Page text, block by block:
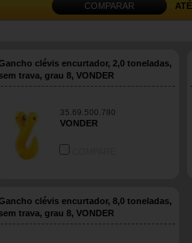
COMPARAR
clévis encurtador, 2,0 toneladas,
sem trava, grau 8, VONDER
35.69.500.780
VONDER
clévis encurtador, 8,0 toneladas,
sem trava, grau 8, VONDER